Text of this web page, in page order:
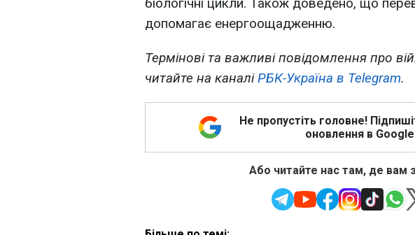
допомагає енергоощадженню.
Термінові та важливі повідомлення про
читайте на каналіРБК-Україна в Telegram.
Не пропустіть головне!
оновлення в
Або читайте нас там, де вам